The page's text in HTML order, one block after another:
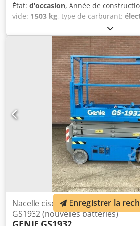
État: d'occasion, Année de
vide: 1 503 kg, type de carburant:
ciseaux d'occasion à vendre : Année
2015-2016. Poids : 1503 kilos.
mètre. Plateau extensible : 90 cm.
Entraînement : électrique. Capacité de
nouvelles batteries incluses ! Prix à
Nacelle ciseaux d'occasion Genie
GS1932 (nouvelles batteries)
Enregistrer la